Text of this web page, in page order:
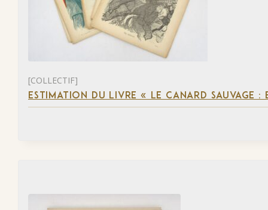
[COLLECTIF]
ESTIMATION DU LIVRE « LE CANARD SAUVAGE :